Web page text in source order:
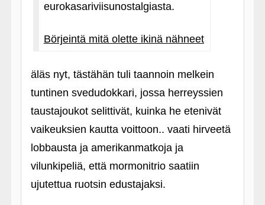
eurokasariviisunostalgiasta.
Börjeintä mitä olette ikinä nähneet
äläs nyt, tästähän tuli taannoin melkein
tuntinen svedudokkari, jossa herreyssien
taustajoukot selittivät, kuinka he etenivät
vaikeuksien kautta voittoon.. vaati hirveetä
lobbausta ja amerikanmatkoja ja
vilunkipeliä, että mormonitrio saatiin
ujutettua ruotsin edustajaksi.